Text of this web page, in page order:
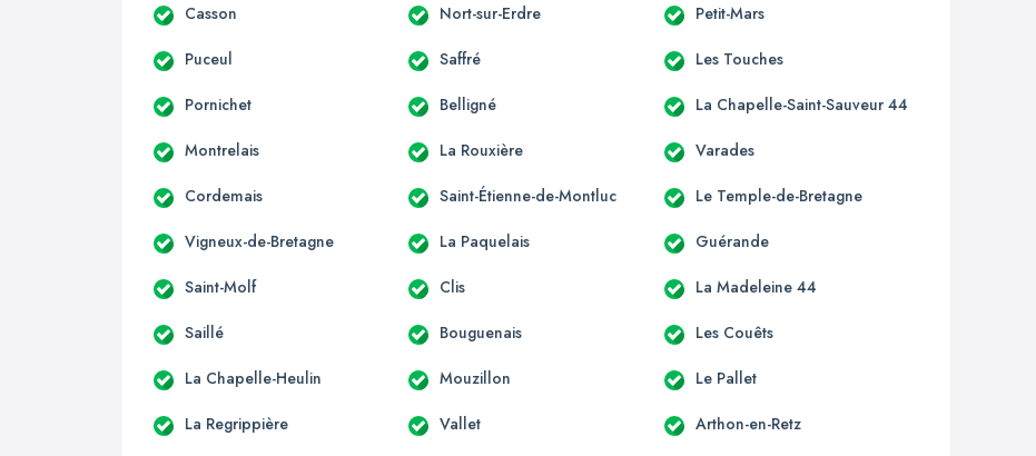
Casson Nort-sur-Erdre Petit-Mars
Puceul Saffré Les Touches
Pornichet Belligné La Chapelle-Saint-Sauveur 44
Montrelais La Rouxière Varades
Cordemais Saint-Étienne-de-Montluc Le Temple-de-Bretagne
Vigneux-de-Bretagne La Paquelais Guérande
Saint-Molf Clis La Madeleine 44
Saillé Bouguenais Les Couêts
La Chapelle-Heulin Mouzillon Le Pallet
La Regrippière Vallet Arthon-en-Retz